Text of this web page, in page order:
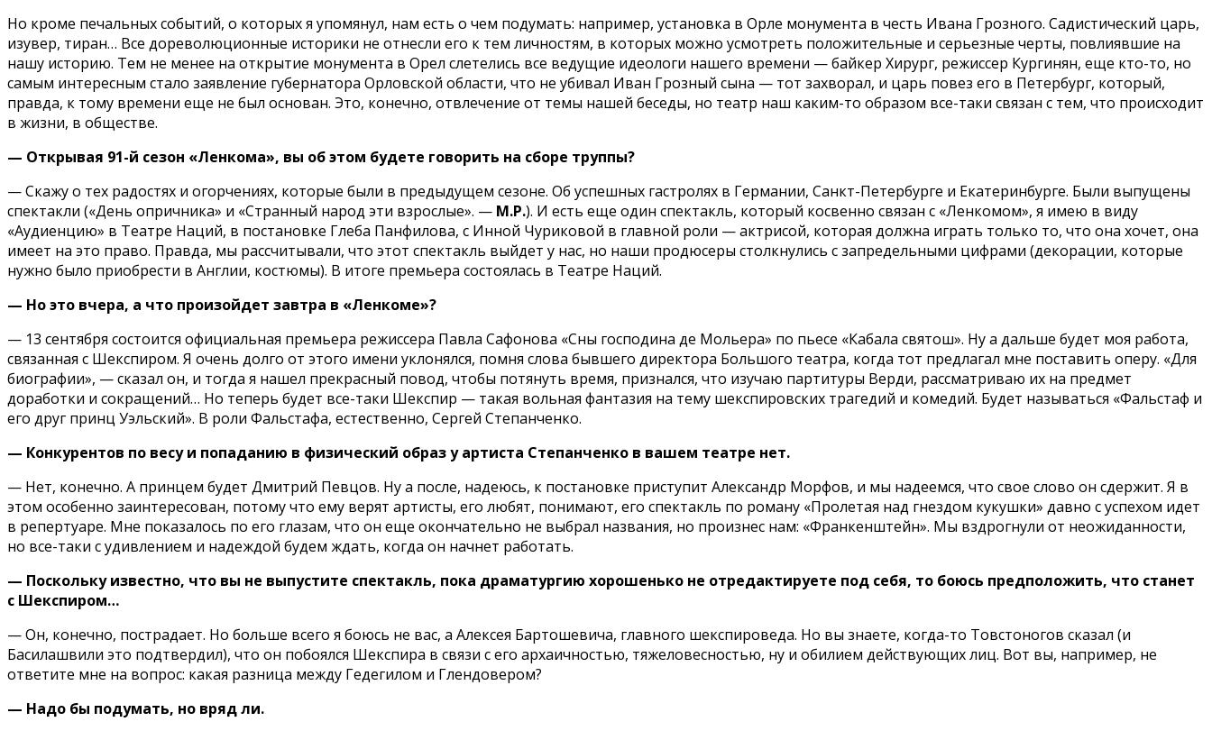
Но кроме печальных событий, о которых я упомянул, нам есть о чем подумать: например, установка в Орле монумента в честь Ивана Грозного. Садистический царь,
изувер, тиран… Все дореволюционные историки не отнесли его к тем личностям, в которых можно усмотреть положительные и серьезные черты, повлиявшие на
нашу историю. Тем не менее на открытие монумента в Орел слетелись все ведущие идеологи нашего времени — байкер Хирург, режиссер Кургинян, еще кто-то, но
самым интересным стало заявление губернатора Орловской области, что не убивал Иван Грозный сына — тот захворал, и царь повез его в Петербург, который,
правда, к тому времени еще не был основан. Это, конечно, отвлечение от темы нашей беседы, но театр наш каким-то образом все-таки связан с тем, что происходит
в жизни, в обществе.
— Открывая 91-й сезон «Ленкома», вы об этом будете говорить на сборе труппы?
— Скажу о тех радостях и огорчениях, которые были в предыдущем сезоне. Об успешных гастролях в Германии, Санкт-Петербурге и Екатеринбурге. Были выпущены
спектакли («День опричника» и «Странный народ эти взрослые». — М.Р.). И есть еще один спектакль, который косвенно связан с «Ленкомом», я имею в виду
«Аудиенцию» в Театре Наций, в постановке Глеба Панфилова, с Инной Чуриковой в главной роли — актрисой, которая должна играть только то, что она хочет, она
имеет на это право. Правда, мы рассчитывали, что этот спектакль выйдет у нас, но наши продюсеры столкнулись с запредельными цифрами (декорации, которые
нужно было приобрести в Англии, костюмы). В итоге премьера состоялась в Театре Наций.
— Но это вчера, а что произойдет завтра в «Ленкоме»?
— 13 сентября состоится официальная премьера режиссера Павла Сафонова «Сны господина де Мольера» по пьесе «Кабала святош». Ну а дальше будет моя работа,
связанная с Шекспиром. Я очень долго от этого имени уклонялся, помня слова бывшего директора Большого театра, когда тот предлагал мне поставить оперу. «Для
биографии», — сказал он, и тогда я нашел прекрасный повод, чтобы потянуть время, признался, что изучаю партитуры Верди, рассматриваю их на предмет
доработки и сокращений… Но теперь будет все-таки Шекспир — такая вольная фантазия на тему шекспировских трагедий и комедий. Будет называться «Фальстаф и
его друг принц Уэльский». В роли Фальстафа, естественно, Сергей Степанченко.
— Конкурентов по весу и попаданию в физический образ у артиста Степанченко в вашем театре нет.
— Нет, конечно. А принцем будет Дмитрий Певцов. Ну а после, надеюсь, к постановке приступит Александр Морфов, и мы надеемся, что свое слово он сдержит. Я в
этом особенно заинтересован, потому что ему верят артисты, его любят, понимают, его спектакль по роману «Пролетая над гнездом кукушки» давно с успехом идет
в репертуаре. Мне показалось по его глазам, что он еще окончательно не выбрал названия, но произнес нам: «Франкенштейн». Мы вздрогнули от неожиданности,
но все-таки с удивлением и надеждой будем ждать, когда он начнет работать.
— Поскольку известно, что вы не выпустите спектакль, пока драматургию хорошенько не отредактируете под себя, то боюсь предположить, что станет
с Шекспиром…
— Он, конечно, пострадает. Но больше всего я боюсь не вас, а Алексея Бартошевича, главного шекспироведа. Но вы знаете, когда-то Товстоногов сказал (и
Басилашвили это подтвердил), что он побоялся Шекспира в связи с его архаичностью, тяжеловесностью, ну и обилием действующих лиц. Вот вы, например, не
ответите мне на вопрос: какая разница между Гедегилом и Глендовером?
— Надо бы подумать, но вряд ли.